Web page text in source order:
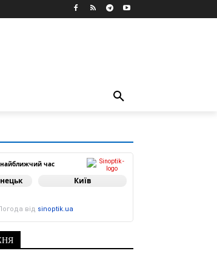
час
Київ
від sinoptik.ua